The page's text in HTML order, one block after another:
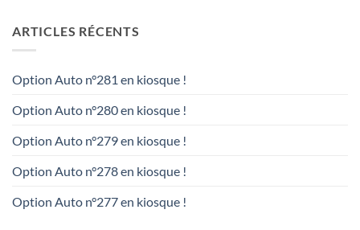
ARTICLES RÉCENTS
Option Auto n°281 en kiosque !
Option Auto n°280 en kiosque !
Option Auto n°279 en kiosque !
Option Auto n°278 en kiosque !
Option Auto n°277 en kiosque !